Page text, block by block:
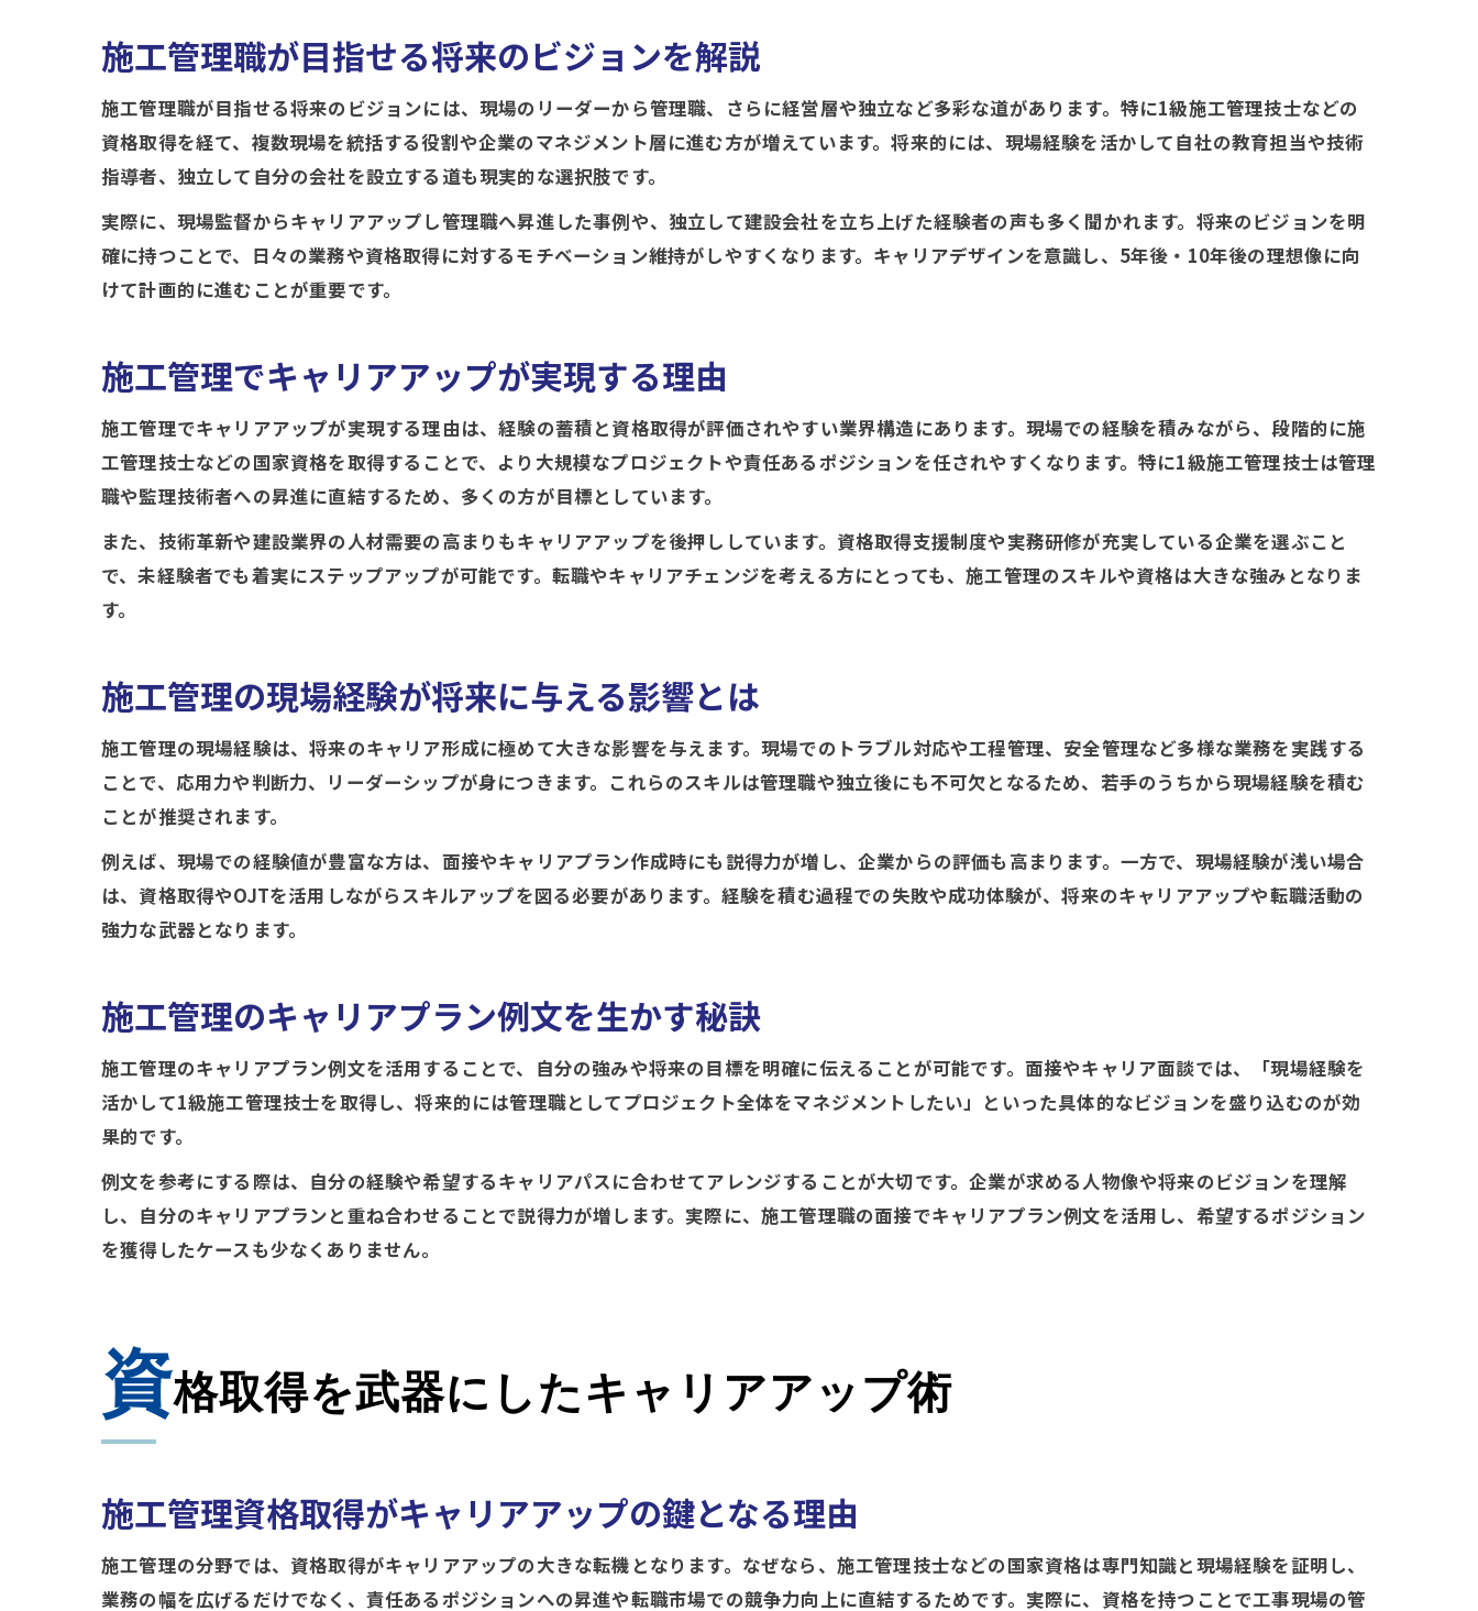
施工管理キャリアプラン例文に学ぶ自己分析法
施工管理職に必要なキャリアビジョンの描き方
面接で活用できる施工管理キャリアプラン例文
施工管理で実践するキャリアパス設計のコツ
施工管理のキャリアプラン例文を活かす工夫
転職や独立も選択肢に入る理由とは
転職市場で評価される施工管理スキルとは何か
施工管理キャリアチェンジ成功の秘訣を解説
10年後を見据えた施工管理のビジョン
長期的視点で築く施工管理キャリアパスの方法
10年後も活躍できる施工管理職の条件とは
施工管理職が目指せる将来のビジョンを解説
施工管理職が目指せる将来のビジョンには、現場のリーダーから管理職、さらに経営層や独立など多彩な道があります。特に1級施工管理技士などの
資格取得を経て、複数現場を統括する役割や企業のマネジメント層に進む方が増えています。将来的には、現場経験を活かして自社の教育担当や技術
指導者、独立して自分の会社を設立する道も現実的な選択肢です。
実際に、現場監督からキャリアアップし管理職へ昇進した事例や、独立して建設会社を立ち上げた経験者の声も多く聞かれます。将来のビジョンを明
確に持つことで、日々の業務や資格取得に対するモチベーション維持がしやすくなります。キャリアデザインを意識し、5年後・10年後の理想像に向
けて計画的に進むことが重要です。
施工管理でキャリアアップが実現する理由
施工管理でキャリアアップが実現する理由は、経験の蓄積と資格取得が評価されやすい業界構造にあります。現場での経験を積みながら、段階的に施
工管理技士などの国家資格を取得することで、より大規模なプロジェクトや責任あるポジションを任されやすくなります。特に1級施工管理技士は管理
職や監理技術者への昇進に直結するため、多くの方が目標としています。
また、技術革新や建設業界の人材需要の高まりもキャリアアップを後押ししています。資格取得支援制度や実務研修が充実している企業を選ぶこと
で、未経験者でも着実にステップアップが可能です。転職やキャリアチェンジを考える方にとっても、施工管理のスキルや資格は大きな強みとなりま
す。
施工管理の現場経験が将来に与える影響とは
施工管理の現場経験は、将来のキャリア形成に極めて大きな影響を与えます。現場でのトラブル対応や工程管理、安全管理など多様な業務を実践する
ことで、応用力や判断力、リーダーシップが身につきます。これらのスキルは管理職や独立後にも不可欠となるため、若手のうちから現場経験を積む
ことが推奨されます。
例えば、現場での経験値が豊富な方は、面接やキャリアプラン作成時にも説得力が増し、企業からの評価も高まります。一方で、現場経験が浅い場合
は、資格取得やOJTを活用しながらスキルアップを図る必要があります。経験を積む過程での失敗や成功体験が、将来のキャリアアップや転職活動の
強力な武器となります。
施工管理のキャリアプラン例文を生かす秘訣
施工管理のキャリアプラン例文を活用することで、自分の強みや将来の目標を明確に伝えることが可能です。面接やキャリア面談では、「現場経験を
活かして1級施工管理技士を取得し、将来的には管理職としてプロジェクト全体をマネジメントしたい」といった具体的なビジョンを盛り込むのが効
果的です。
例文を参考にする際は、自分の経験や希望するキャリアパスに合わせてアレンジすることが大切です。企業が求める人物像や将来のビジョンを理解
し、自分のキャリアプランと重ね合わせることで説得力が増します。実際に、施工管理職の面接でキャリアプラン例文を活用し、希望するポジション
を獲得したケースも少なくありません。
資格取得を武器にしたキャリアアップ術
施工管理資格取得がキャリアアップの鍵となる理由
施工管理の分野では、資格取得がキャリアアップの大きな転機となります。なぜなら、施工管理技士などの国家資格は専門知識と現場経験を証明し、
業務の幅を広げるだけでなく、責任あるポジションへの昇進や転職市場での競争力向上に直結するためです。実際に、資格を持つことで工事現場の管